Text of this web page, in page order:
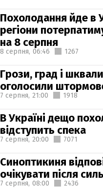
Похолодання йде в
регіони
на 8 серпня
8 серпня, 06:46 1267
Грози, град і
оголосили
7 серпня, 21:00 1918
В Україні дещо
відступить спека
7 серпня, 20:00 7071
Синоптикиня
очікувати після
7 серпня, 08:00 2436